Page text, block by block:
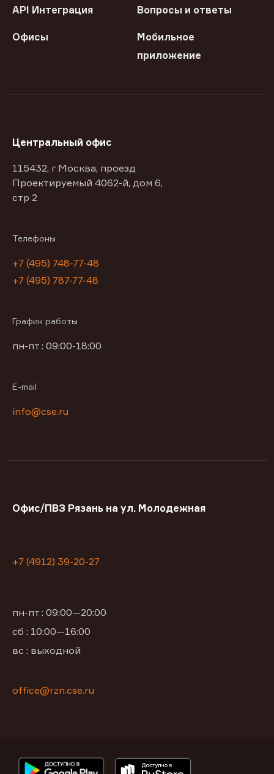
API Интеграция Вопросы и ответы
Офисы
Мобильное
приложение
Центральный офис
115432, г Москва, проезд
Проектируемый 4062-й, дом 6,
стр 2
Телефоны
+7 (495) 748-77-48
+7 (495) 787-77-48
График работы
пн-пт : 09:00-18:00
E-mail
info@cse.ru
Офис/ПВЗ Рязань на ул. Молодежная
+7 (4912) 39-20-27
пн-пт : 09:00—20:00
сб : 10:00—16:00
вс : выходной
office@rzn.cse.ru